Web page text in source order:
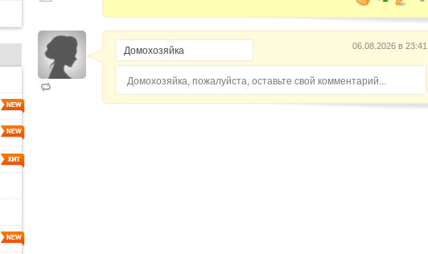
06.08.2026 в 23:41
Домохозяйка, пожалуйста, оставьте свой комментарий...